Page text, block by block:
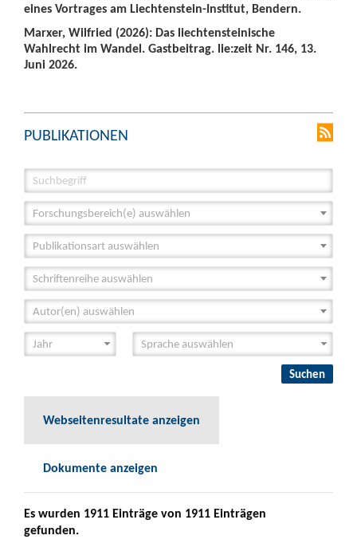
eines Vortrages am Liechtenstein-Institut, Bendern.
Marxer, Wilfried (2026): Das liechtensteinische
Wahlrecht im Wandel. Gastbeitrag. lie:zeit Nr. 146, 13.
Juni 2026.
PUBLIKATIONEN
Forschungsbereich(e) auswählen
Publikationsart auswählen
Schriftenreihe auswählen
Autor(en) auswählen
Webseitenresultate anzeigen
Dokumente anzeigen
Es wurden 1911 Einträge von 1911 Einträgen
gefunden.